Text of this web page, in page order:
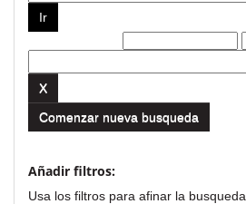
Comenzar nueva busqueda
Añadir filtros:
Usa los filtros para afinar la busqueda.